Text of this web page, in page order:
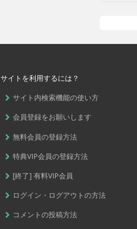
サイトを利用するには？
サイト内検索機能の使い方
会員登録をお願いします
無料会員の登録方法
特典VIP会員の登録方法
[終了] 有料VIP会員
ログイン・ログアウトの方法
コメントの投稿方法